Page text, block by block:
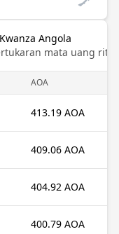
Angola
mata uang ritel
AOA
413.19 AOA
409.06 AOA
404.92 AOA
400.79 AOA